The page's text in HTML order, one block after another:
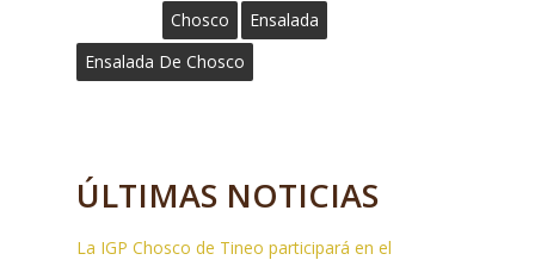
Chosco
Ensalada
Ensalada De Chosco
ÚLTIMAS NOTICIAS
La IGP Chosco de Tineo participará en el